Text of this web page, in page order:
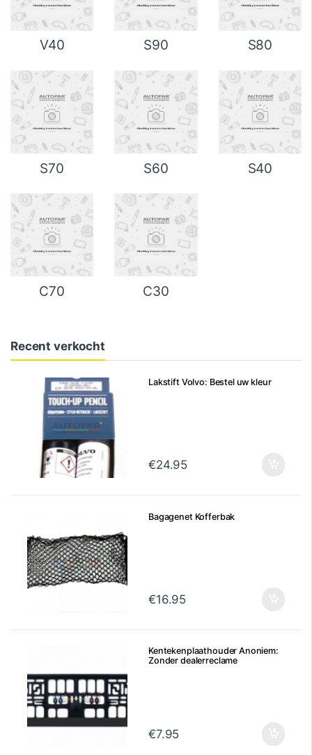
V40 S90 S80
S70 S60 S40
C70 C30
Recent verkocht
Lakstift Volvo: Bestel uw kleur
€24.95
Bagagenet Kofferbak
€16.95
Kentekenplaathouder Anoniem:
Zonder dealerreclame
€7.95